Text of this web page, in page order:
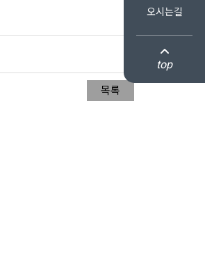
오시는길
top
목록